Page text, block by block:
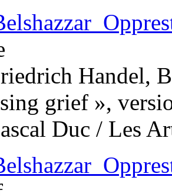
Handel,
grief »,
Duc / Les